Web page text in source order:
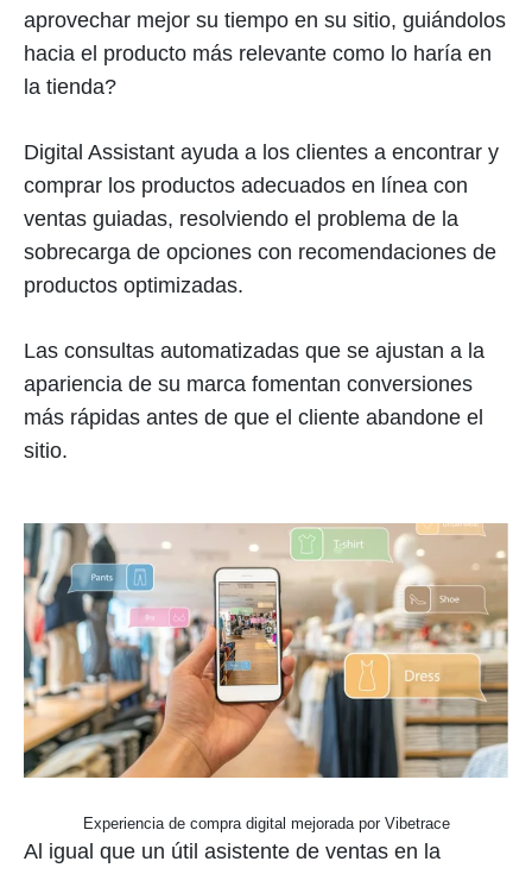
aprovechar mejor su tiempo en su sitio, guiándolos
hacia el producto más relevante como lo haría en
la tienda?
Digital Assistant ayuda a los clientes a encontrar y
comprar los productos adecuados en línea con
ventas guiadas, resolviendo el problema de la
sobrecarga de opciones con recomendaciones de
productos optimizadas.
Las consultas automatizadas que se ajustan a la
apariencia de su marca fomentan conversiones
más rápidas antes de que el cliente abandone el
sitio.
Experiencia de compra digital mejorada por Vibetrace
Al igual que un útil asistente de ventas en la